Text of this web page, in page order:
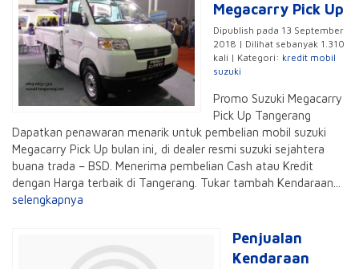
Megacarry Pick Up
Dipublish pada 13 September
2018 | Dilihat sebanyak 1.310
kali | Kategori: kredit mobil
suzuki
Promo Suzuki Megacarry
Pick Up Tangerang
Dapatkan penawaran menarik untuk pembelian mobil suzuki
Megacarry Pick Up bulan ini, di dealer resmi suzuki sejahtera
buana trada – BSD. Menerima pembelian Cash atau Kredit
dengan Harga terbaik di Tangerang. Tukar tambah Kendaraan...
selengkapnya
Penjualan
Kendaraan